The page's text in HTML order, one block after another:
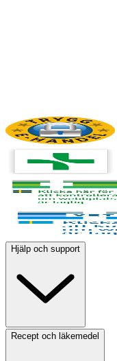
Hjälp och support
Recept och läkemedel